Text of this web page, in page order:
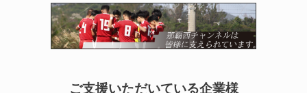
ご支援いただいている企業様